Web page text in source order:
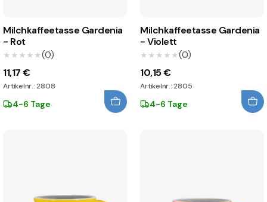
Milchkaffeetasse Gardenia
- Rot
★★★★★
★★★★★(0)
11,17 €
Artikelnr.: 2808
4-6 Tage
Milchkaffeetasse Gardenia
- Violett
★★★★★
★★★★★(0)
10,15 €
Artikelnr.: 2805
4-6 Tage